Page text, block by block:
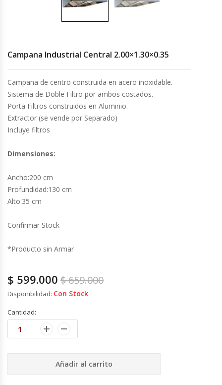
Cocinas Industriales
Congeladoras Tapa De Vidrio
Congeladoras Tapa Dura
Congeladores Verticales
Coolers / Visicoolers
Cortadoras De Fiambre
Cortadoras De Huesos
Cutters
Dispensadores De Salsas
Embutidoras
Estanterías Y Repisas
Exhibidoras De Productos Calientes
Expendedoras De Jugo
Exprimidor De Naranjas
Campana Industrial Central 2.00×1.30×0.35
Campana de centro construida en acero inoxidable.
Sistema de Doble Filtro por ambos costados.
Porta Filtros construidos en Aluminio.
Extractor (se vende por Separado)
Incluye filtros
Dimensiones:
Ancho:200 cm
Profundidad:130 cm
Alto:35 cm
Confirmar Stock
*Producto sin Armar
$659.000
$ 599.000
Disponibilidad: Con Stock
Cantidad:
Añadir al carrito